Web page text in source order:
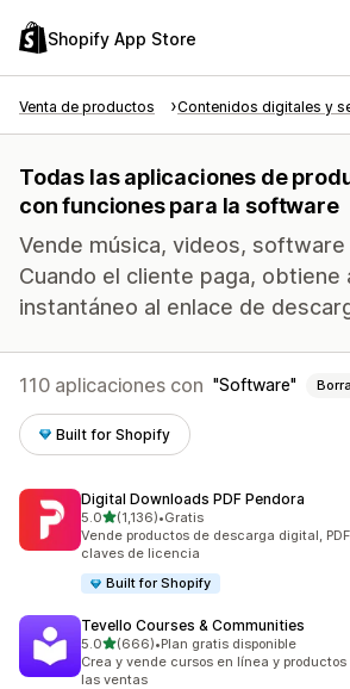
Shopify App Store
Venta de productos Contenidos digitales y
Todas las aplicaciones de
con funciones para la software
Vende música, videos, software
Cuando el cliente paga, obtiene
instantáneo al enlace de
110 aplicaciones con Software
Built for Shopify
Digital Downloads PDF Pendora
5.0de 5 estrellas
(1,136)
1136 reseñas en total
•Gratis
Vende productos de descarga digital,
claves de licencia
Built for Shopify
Tevello Courses & Communities
5.0de 5 estrellas
(666)
666 reseñas en total
•Plan gratis disponible
Crea y vende cursos en línea y
las ventas